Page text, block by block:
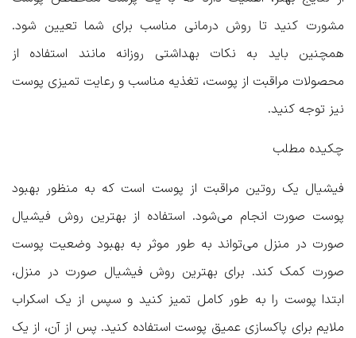
مشورت کنید تا روش درمانی مناسب برای شما تعیین شود.
همچنین باید به نکات بهداشتی روزانه مانند استفاده از
محصولات مراقبت از پوست، تغذیه مناسب و رعایت تمیزی پوست
نیز توجه کنید.
چکیده مطلب
فیشیال یک روتین مراقبت از پوست است که به منظور بهبود
پوست صورت انجام می‌شود. استفاده از بهترین روش‌ فیشیال
صورت در منزل می‌تواند به طور موثر به بهبود وضعیت پوست
صورت کمک کند. برای بهترین روش فیشیال صورت در منزل،
ابتدا پوست را به طور کامل تمیز کنید و سپس از یک اسکراب
ملایم برای پاکسازی عمیق پوست استفاده کنید. پس از آن، از یک